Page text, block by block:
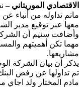
الاقتصادي الموريتاني –
معها عبر توقيع مدير
وأضافت سنيم أن
مهما تكن أهميتهم
مشاريعها.
يذكر أن بيان الشركة
تم تداولها عن رفض
مادم المختار ولد اجاي